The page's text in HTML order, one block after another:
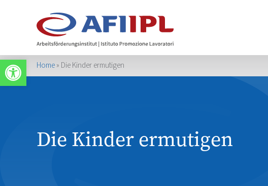
Apri la barra degli strumenti
Home» Die Kinder ermutigen
Die Kinder ermutigen